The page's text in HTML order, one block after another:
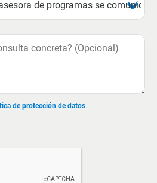
de protección de datos